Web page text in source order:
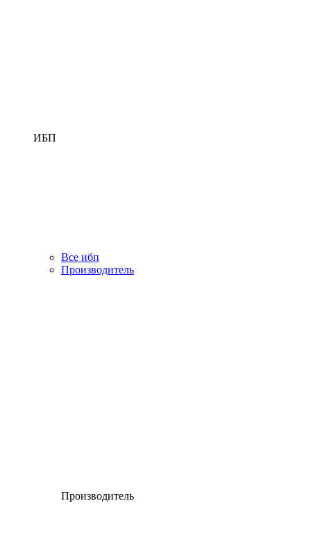
ИБП
Все ибп
Производитель
Производитель